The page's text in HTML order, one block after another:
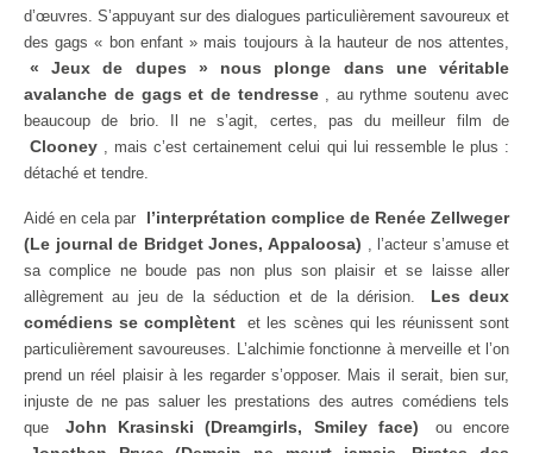
d’œuvres. S’appuyant sur des dialogues particulièrement savoureux et
des gags « bon enfant » mais toujours à la hauteur de nos attentes,
« Jeux de dupes » nous plonge dans une véritable
avalanche de gags et de tendresse , au rythme soutenu avec
beaucoup de brio. Il ne s’agit, certes, pas du meilleur film de
Clooney , mais c’est certainement celui qui lui ressemble le plus :
détaché et tendre.
Aidé en cela par
l’interprétation complice de Renée Zellweger
(Le journal de Bridget Jones, Appaloosa) , l’acteur s’amuse et
sa complice ne boude pas non plus son plaisir et se laisse aller
allègrement au jeu de la séduction et de la dérision.
Les deux
comédiens se complètent
et les scènes qui les réunissent sont
particulièrement savoureuses. L’alchimie fonctionne à merveille et l’on
prend un réel plaisir à les regarder s’opposer. Mais il serait, bien sur,
injuste de ne pas saluer les prestations des autres comédiens tels
que
John Krasinski (Dreamgirls, Smiley face) ou encore